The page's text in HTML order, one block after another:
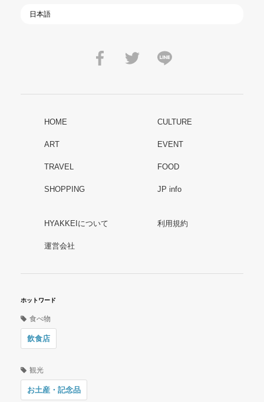
HOME CULTURE
ART EVENT
TRAVEL FOOD
SHOPPING JP info
HYAKKEIについて 利用規約
運営会社
ホットワード
食べ物
飲食店
観光
お土産・記念品